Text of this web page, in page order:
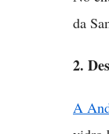
da
2.
A